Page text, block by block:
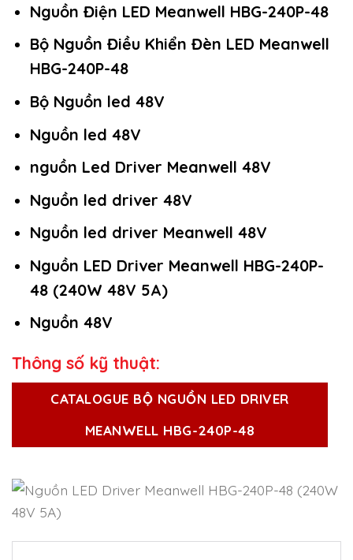
Nguồn Điện LED Meanwell HBG-240P-48
Bộ Nguồn Điều Khiển Đèn LED Meanwell
HBG-240P-48
Bộ Nguồn led 48V
Nguồn led 48V
nguồn Led Driver Meanwell 48V
Nguồn led driver 48V
Nguồn led driver Meanwell 48V
Nguồn LED Driver Meanwell HBG-240P-
48 (240W 48V 5A)
Nguồn 48V
Thông số kỹ thuật:
CATALOGUE BỘ NGUỒN LED DRIVER
MEANWELL HBG-240P-48